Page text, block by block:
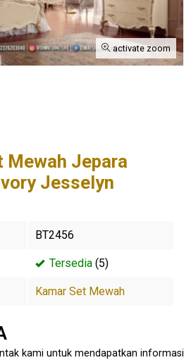
activate zoom
Mewah Jepara
Jesselyn
BT2456
Tersedia (5)
Kamar Set Mewah
kami untuk mendapatkan informasi